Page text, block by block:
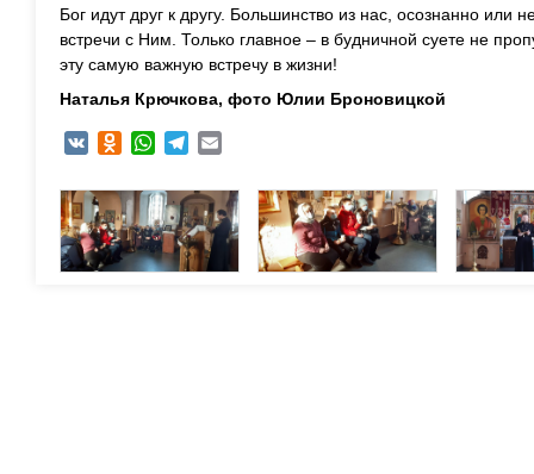
Бог идут друг к другу. Большинство из нас, осознанно или
встречи с Ним. Только главное – в будничной суете не
эту самую важную встречу в жизни!
Наталья Крючкова, фото Юлии Броновицкой
VK Odnoklassniki
WhatsAppTelegram